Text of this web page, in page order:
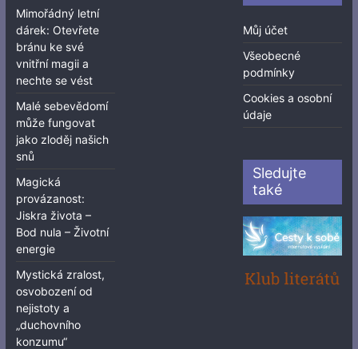
Mimořádný letní
dárek: Otevřete
bránu ke své
vnitřní magii a
nechte se vést
Malé sebevědomí
může fungovat
jako zloděj našich
snů
Magická
provázanost:
Jiskra života –
Bod nula – Životní
energie
Mystická zralost,
osvobození od
nejistoty a
„duchovního
konzumu“
Můj účet
Všeobecné
podmínky
Cookies a osobní
údaje
Sledujte
také